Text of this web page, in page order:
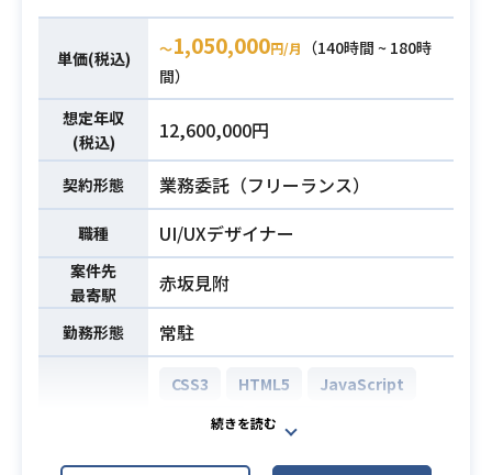
必須スキル
課題整理の経験
・デザインガイドラインに沿ったレ
ビューの経験
・toBサービスのUIUXデザインの経
験
業務内容
ング、およびデザイン要件定義の策
定
した情報設計、機能仕様の検討、UI
設計
・ユーザーの業務要求やシステムの
制約、エンジニアの実装負荷を考慮
した画面設計
・ユーザビリティを考慮した設計方
針の策定、および形成的評価による
検証
・フロントエンドエンジニアとの各
種連携、調整、およびデザイン制作
工数の見積もり
※詳細は面談時にお伝えします。
単価(税込) 〜1,050,000円/月
（140時間 ~ 180時
間）
想定年収
(税込)
12,600,000円
契約形態 業務委託（フリーランス）
職種 UI/UXデザイナー
案件先
最寄駅
赤坂見附
勤務形態 常駐
開発環境
CSS3 HTML5
JavaScript
React.js
Vue.js
Google Analytics